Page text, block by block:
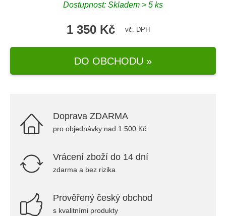
Dostupnost: Skladem > 5 ks
1 350 Kč vč. DPH
DO OBCHODU »
Doprava ZDARMA
pro objednávky nad 1.500 Kč
Vrácení zboží do 14 dní
zdarma a bez rizika
Prověřený český obchod
s kvalitními produkty